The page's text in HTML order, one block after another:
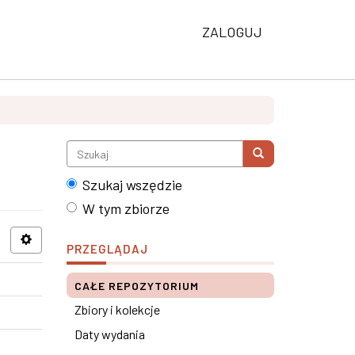
ZALOGUJ
Szukaj wszędzie
W tym zbiorze
PRZEGLĄDAJ
CAŁE REPOZYTORIUM
Zbiory i kolekcje
Daty wydania